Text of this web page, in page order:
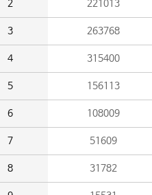
2 221013
3 263768
4 315400
5 156113
6 108009
7 51609
8 31782